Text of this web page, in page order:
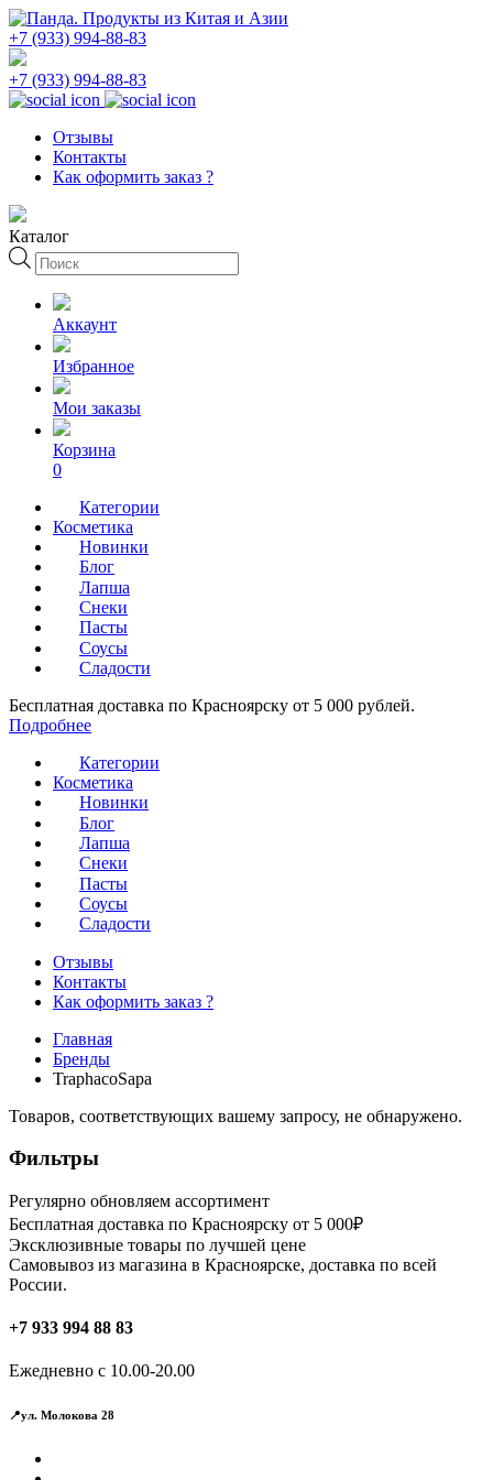
+7 (933) 994-88-83
+7 (933) 994-88-83
Отзывы
Контакты
Как оформить заказ ?
Каталог
Поиск
товаров
Аккаунт
Избранное
Мои заказы
Корзина
0
Категории
Косметика
Новинки
Блог
Лапша
Снеки
Пасты
Соусы
Сладости
Бесплатная доставка по Красноярску от 5 000 рублей.
Подробнее
Категории
Косметика
Новинки
Блог
Лапша
Снеки
Пасты
Соусы
Сладости
Отзывы
Контакты
Как оформить заказ ?
Главная
Бренды
TraphacoSapa
Товаров, соответствующих вашему запросу, не обнаружено.
Фильтры
Регулярно обновляем ассортимент
Бесплатная доставка по Красноярску от 5 000₽
Эксклюзивные товары по лучшей цене
Самовывоз из магазина в Красноярске, доставка по всей
России.
+7 933 994 88 83
Ежедневно с 10.00-20.00
📍ул. Молокова 28